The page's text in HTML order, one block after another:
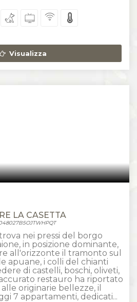
Visualizza
LA CASETTA
nei pressi del borgo
in posizione dominante,
all'orizzonte il tramonto sul
apuane, i colli del chianti
di castelli, boschi, oliveti,
restauro ha riportato
originarie bellezze, il
7 appartamenti, dedicati...